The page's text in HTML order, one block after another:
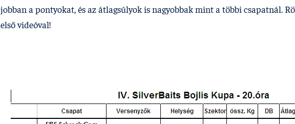
jobban a pontyokat, és az átlagsúlyok is nagyobbak mint a többi csapatnál.
első videóval!